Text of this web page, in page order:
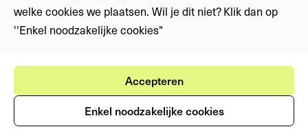
welke cookies we plaatsen. Wil je dit niet? Klik dan op
''Enkel noodzakelijke cookies"
Accepteren
Enkel noodzakelijke cookies